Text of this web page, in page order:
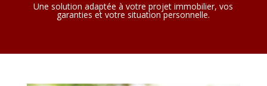
Une solution adaptée à votre projet immobilier, vos
garanties et votre situation personnelle.